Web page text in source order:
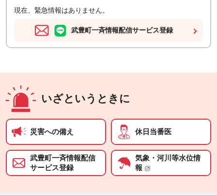
現在、緊急情報はありません。
武豊町一斉情報配信サービス登録
いざというときに
災害への備え 休日当番医
武豊町一斉情報配信
サービス登録
気象・河川等水位情
報